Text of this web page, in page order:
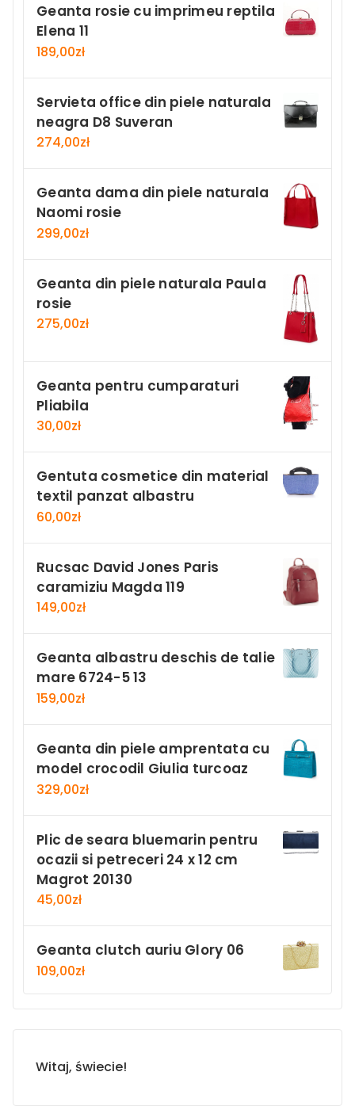
Geanta rosie cu imprimeu reptila
Elena 11
189,00zł
Servieta office din piele naturala
neagra D8 Suveran
274,00zł
Geanta dama din piele naturala
Naomi rosie
299,00zł
Geanta din piele naturala Paula
rosie
275,00zł
Geanta pentru cumparaturi
Pliabila
30,00zł
Gentuta cosmetice din material
textil panzat albastru
60,00zł
Rucsac David Jones Paris
caramiziu Magda 119
149,00zł
Geanta albastru deschis de talie
mare 6724-5 13
159,00zł
Geanta din piele amprentata cu
model crocodil Giulia turcoaz
329,00zł
Plic de seara bluemarin pentru
ocazii si petreceri 24 x 12 cm
Magrot 20130
45,00zł
Geanta clutch auriu Glory 06
109,00zł
Witaj, świecie!